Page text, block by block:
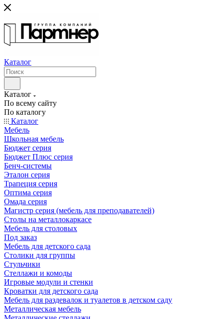
Каталог
Каталог
По всему сайту
По каталогу
Каталог
Мебель
Школьная мебель
Бюджет серия
Бюджет Плюс серия
Бенч-системы
Эталон серия
Трапеция серия
Оптима серия
Омада серия
Магистр серия (мебель для преподавателей)
Столы на металлокаркасе
Мебель для столовых
Под заказ
Мебель для детского сада
Столики для группы
Стульчики
Стеллажи и комоды
Игровые модули и стенки
Кроватки для детского сада
Мебель для раздевалок и туалетов в детском саду
Металлическая мебель